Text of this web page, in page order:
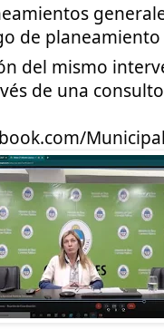
de planeamiento
del mismo
de una